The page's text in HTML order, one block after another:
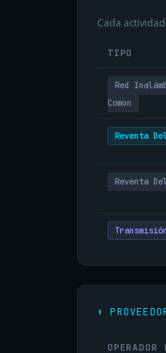
Cada
TIPO
Red
Común
Reventa
Reventa
⬆️
OPERADOR